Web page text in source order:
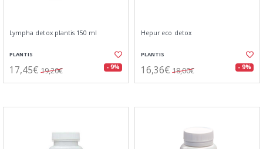
Lympha detox plantis 150 ml
PLANTIS
17,45€ 19,20€ - 9%
Hepur eco detox
PLANTIS
16,36€ 18,00€ - 9%